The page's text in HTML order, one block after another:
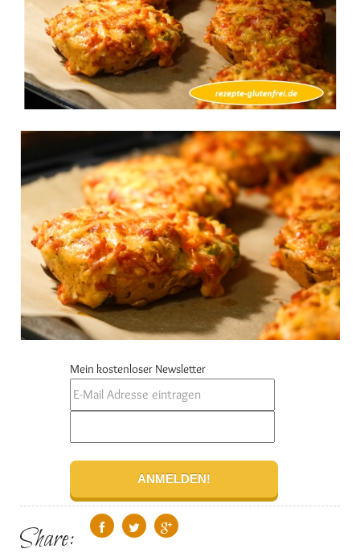
Mein kostenloser Newsletter
Share: